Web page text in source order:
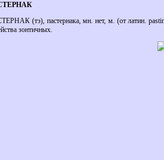
(тэ), пастернака, мн. нет, м. (от латин.
зонтичных.